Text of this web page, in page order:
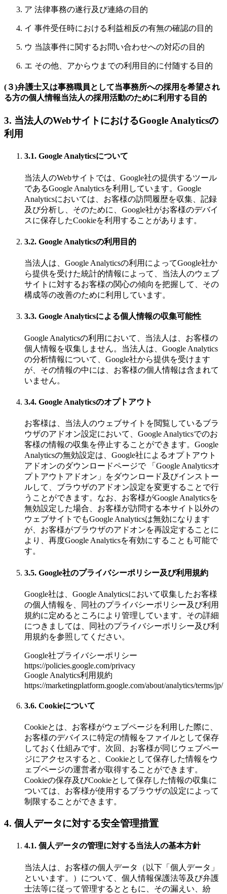
ア 法律事務の遂行及び連絡の目的
イ 事件受任時における利益相反の有無の確認の目的
ウ 当該事件に関するお問い合わせへの対応の目的
エ その他、アからウまでの利用目的に付随する目的
(３)弁護士又は事務職員として当事務所への採用を希望され
る方の個人情報当法人の採用活動のために利用する目的
3. 当法人のWebサイトにおけるGoogle Analyticsの
利用
3.1. Google Analyticsについて
当法人のWebサイトでは、Google社の提供するツール
であるGoogle Analyticsを利用しています。Google
Analyticsにおいては、お客様の訪問履歴を収集、記録
及び分析し、そのために、Google社がお客様のデバイ
スに保存したCookieを利用することがあります。
3.2. Google Analyticsの利用目的
当法人は、Google Analyticsの利用によってGoogle社か
ら提供を受けた統計的情報によって、当法人のウェブ
サイトに対するお客様の関心の傾向を把握して、その
構成等の改善のために利用しています。
3.3. Google Analyticsによる個人情報の収集可能性
Google Analyticsの利用において、当法人は、お客様の
個人情報を収集しません。当法人は、Google Analytics
の分析情報について、Google社から提供を受けます
が、その情報の中には、お客様の個人情報は含まれて
いません。
3.4. Google Analyticsのオプトアウト
お客様は、当法人のウェブサイトを閲覧しているブラ
ウザのアドオン設定において、Google Analyticsでのお
客様の情報の収集を停止することができます。Google
Analyticsの無効設定は、Google社によるオプトアウト
アドオンのダウンロードページで 「Google Analyticsオ
プトアウトアドオン」をダウンロード及びインストー
ルして、ブラウザのアドオン設定を変更することで行
うことができます。なお、お客様がGoogle Analyticsを
無効設定した場合、お客様が訪問する本サイト以外の
ウェブサイトでもGoogle Analyticsは無効になります
が、お客様がブラウザのアドオンを再設定することに
より、再度Google Analyticsを有効にすることも可能で
す。
3.5. Google社のプライバシーポリシー及び利用規約
Google社は、Google Analyticsにおいて収集したお客様
の個人情報を、同社のプライバシーポリシー及び利用
規約に定めるところにより管理しています。その詳細
につきましては、同社のプライバシーポリシー及び利
用規約を参照してください。
Google社プライバシーポリシー
https://policies.google.com/privacy
Google Analytics利用規約
https://marketingplatform.google.com/about/analytics/terms/jp/
3.6. Cookieについて
Cookieとは、お客様がウェブページを利用した際に、
お客様のデバイスに特定の情報をファイルとして保存
しておく仕組みです。次回、お客様が同じウェブペー
ジにアクセスすると、Cookieとして保存した情報をウ
ェブページの運営者が取得することができます。
Cookieの保存及びCookieとして保存した情報の収集に
ついては、お客様が使用するブラウザの設定によって
制限することができます。
4. 個人データに対する安全管理措置
4.1. 個人データの管理に対する当法人の基本方針
当法人は、お客様の個人データ（以下「個人データ」
といいます。）について、個人情報保護法等及び弁護
士法等に従って管理するとともに、その漏えい、紛